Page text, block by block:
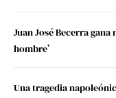
Juan José Becerra
hombre’
Una tragedia